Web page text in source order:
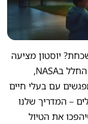
יוסטון מציעה
עולם שלם של הרפתקאות! מסע אל החלל בNASA,
עם בעלי חיים
– המדריך שלנו
את הטיול